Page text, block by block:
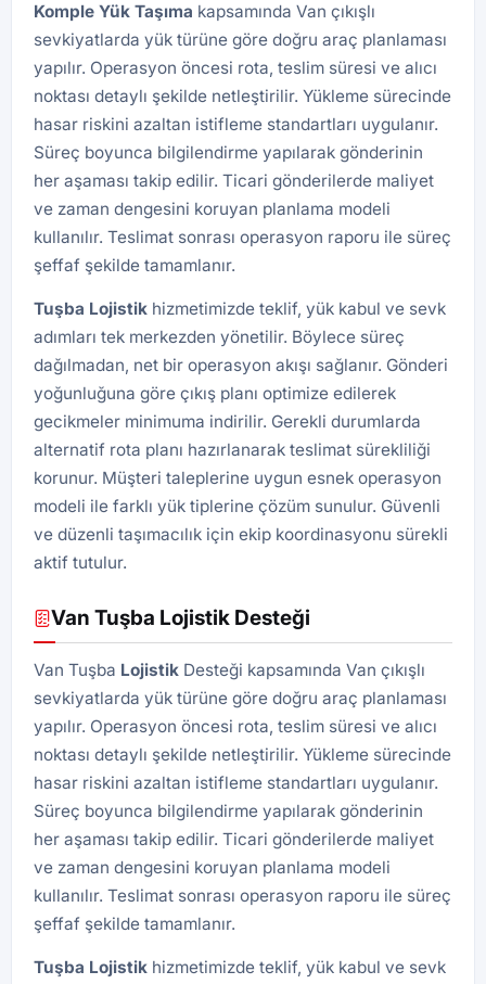
Komple Yük Taşıma kapsamında Van çıkışlı
sevkiyatlarda yük türüne göre doğru araç planlaması
yapılır. Operasyon öncesi rota, teslim süresi ve alıcı
noktası detaylı şekilde netleştirilir. Yükleme sürecinde
hasar riskini azaltan istifleme standartları uygulanır.
Süreç boyunca bilgilendirme yapılarak gönderinin
her aşaması takip edilir. Ticari gönderilerde maliyet
ve zaman dengesini koruyan planlama modeli
kullanılır. Teslimat sonrası operasyon raporu ile süreç
şeffaf şekilde tamamlanır.
Tuşba Lojistik hizmetimizde teklif, yük kabul ve sevk
adımları tek merkezden yönetilir. Böylece süreç
dağılmadan, net bir operasyon akışı sağlanır. Gönderi
yoğunluğuna göre çıkış planı optimize edilerek
gecikmeler minimuma indirilir. Gerekli durumlarda
alternatif rota planı hazırlanarak teslimat sürekliliği
korunur. Müşteri taleplerine uygun esnek operasyon
modeli ile farklı yük tiplerine çözüm sunulur. Güvenli
ve düzenli taşımacılık için ekip koordinasyonu sürekli
aktif tutulur.
Van Tuşba Lojistik Desteği
Van Tuşba Lojistik Desteği kapsamında Van çıkışlı
sevkiyatlarda yük türüne göre doğru araç planlaması
yapılır. Operasyon öncesi rota, teslim süresi ve alıcı
noktası detaylı şekilde netleştirilir. Yükleme sürecinde
hasar riskini azaltan istifleme standartları uygulanır.
Süreç boyunca bilgilendirme yapılarak gönderinin
her aşaması takip edilir. Ticari gönderilerde maliyet
ve zaman dengesini koruyan planlama modeli
kullanılır. Teslimat sonrası operasyon raporu ile süreç
şeffaf şekilde tamamlanır.
Tuşba Lojistik hizmetimizde teklif, yük kabul ve sevk